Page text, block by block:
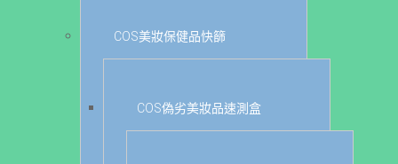
COS美妝保健品快篩
COS偽劣美妝品速測盒